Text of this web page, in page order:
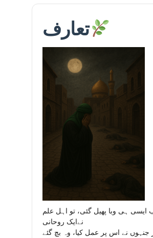
تعارف
ہی وبا پھیل گئی، تو اہل علم
نےایک روحانی
جنہوں نے اس پر عمل کیا، وہ بچ گئے